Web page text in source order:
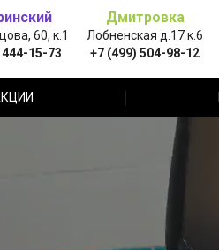
60, к.1
444-15-73
Дмитровка
Лобненская д.17 к.6
+7 (499) 504-98-12